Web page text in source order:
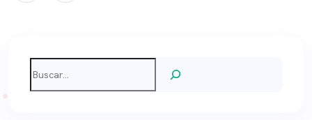
Buscar